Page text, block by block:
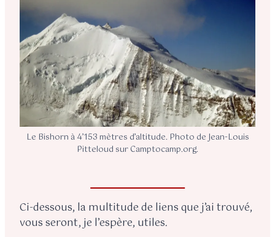
Le Bishorn à 4’153 mètres d’altitude. Photo de Jean-Louis
Pitteloud sur Camptocamp.org.
Ci-dessous, la multitude de liens que j’ai trouvé,
vous seront, je l’espère, utiles.